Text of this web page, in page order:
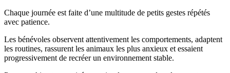
Chaque journée est faite d’une multitude de petits gestes répétés
avec patience.
Les bénévoles observent attentivement les comportements, adaptent
les routines, rassurent les animaux les plus anxieux et essaient
progressivement de recréer un environnement stable.